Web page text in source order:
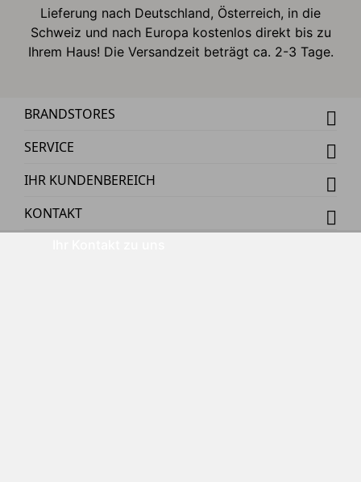
Lieferung nach Deutschland, Österreich, in die
Schweiz und nach Europa kostenlos direkt bis zu
Ihrem Haus! Die Versandzeit beträgt ca. 2-3 Tage.
BRANDSTORES
SERVICE
IHR KUNDENBEREICH
KONTAKT